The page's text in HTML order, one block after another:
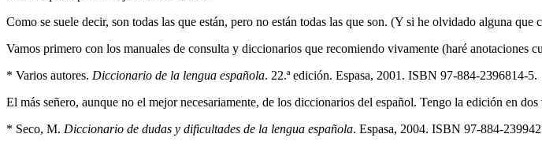
Como se suele decir, son todas las que están, pero no están todas las que son. (Y si he olvidado alguna
Vamos primero con los manuales de consulta y diccionarios que recomiendo vivamente (haré anotaciones
* Varios autores. Diccionario de la lengua española. 22.ª edición. Espasa, 2001. ISBN 97-884-2396814-5.
El más señero, aunque no el mejor necesariamente, de los diccionarios del español. Tengo la edición en
* Seco, M. Diccionario de dudas y dificultades de la lengua española. Espasa, 2004. ISBN 97-884-